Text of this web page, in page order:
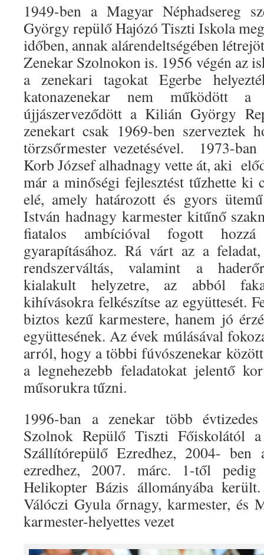
1949-ben a Magyar Néphadsereg
György repülő Hajózó Tiszti Iskola
időben, annak alárendeltségében
Zenekar Szolnokon is. 1956 végén az
a zenekari tagokat Egerbe
katonazenekar nem működött a
újjászerveződött a Kilián György
zenekart csak 1969-ben szerveztek
törzsőrmester vezetésével. 1973-
Korb József alhadnagy vette át, aki
már a minőségi fejlesztést tűzhette ki
elé, amely határozott és gyors
István hadnagy karmester kitűnő
fiatalos ambícióval fogott
gyarapításához. Rá várt az a
rendszerváltás, valamint a
kialakult helyzetre, az abból
kihívásokra felkészítse az együttesét.
biztos kezű karmestere, hanem jó
együttesének. Az évek múlá­sával
arról, hogy a többi fúvószenekar
a legnehezebb feladatokat je­lentő
műsorukra tűzni.
1996-ban a zenekar több
Szolnok Repülő Tiszti Főiskolától
Szállítórepülő Ezredhez, 2004-
ezredhez, 2007. márc. 1-től
Helikopter Bázis állományába
Válóczi Gyula őrnagy, karmester, és
karmester-helyettes vezet